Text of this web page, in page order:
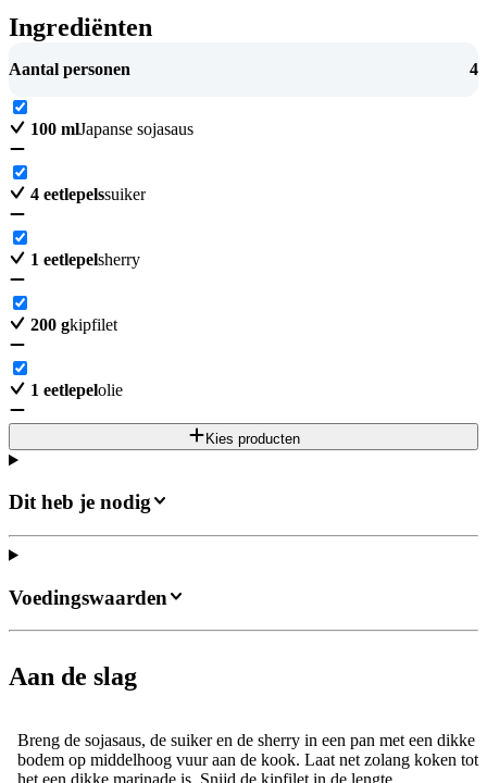
Ingrediënten
Aantal personen 4
100 mlJapanse sojasaus
4 eetlepelssuiker
1 eetlepelsherry
200 gkipfilet
1 eetlepelolie
Kies producten
Dit heb je nodig
Aan de slag
Breng de sojasaus, de suiker en de sherry in een pan met een dikke
bodem op middelhoog vuur aan de kook. Laat net zolang koken tot
het een dikke marinade is. Snijd de kipfilet in de lengte
Voedingswaarden